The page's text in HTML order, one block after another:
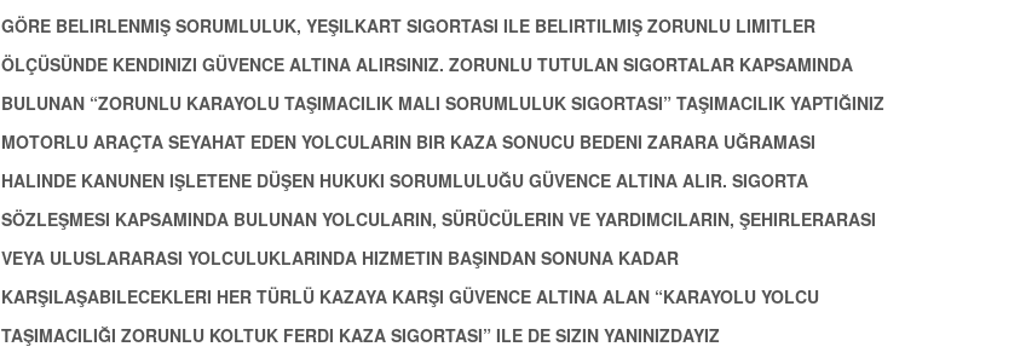
GÖRE BELIRLENMIŞ SORUMLULUK, YEŞILKART SIGORTASI ILE BELIRTILMIŞ ZORUNLU LIMITLER
ÖLÇÜSÜNDE KENDINIZI GÜVENCE ALTINA ALIRSINIZ. ZORUNLU TUTULAN SIGORTALAR KAPSAMINDA
BULUNAN “ZORUNLU KARAYOLU TAŞIMACILIK MALI SORUMLULUK SIGORTASI” TAŞIMACILIK YAPTIĞINIZ
MOTORLU ARAÇTA SEYAHAT EDEN YOLCULARIN BIR KAZA SONUCU BEDENI ZARARA UĞRAMASI
HALINDE KANUNEN IŞLETENE DÜŞEN HUKUKI SORUMLULUĞU GÜVENCE ALTINA ALIR. SIGORTA
SÖZLEŞMESI KAPSAMINDA BULUNAN YOLCULARIN, SÜRÜCÜLERIN VE YARDIMCILARIN, ŞEHIRLERARASI
VEYA ULUSLARARASI YOLCULUKLARINDA HIZMETIN BAŞINDAN SONUNA KADAR
KARŞILAŞABILECEKLERI HER TÜRLÜ KAZAYA KARŞI GÜVENCE ALTINA ALAN “KARAYOLU YOLCU
TAŞIMACILIĞI ZORUNLU KOLTUK FERDI KAZA SIGORTASI” ILE DE SIZIN YANINIZDAYIZ